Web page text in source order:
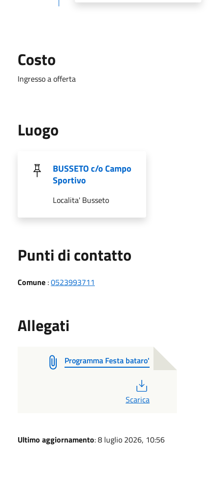
Costo
Ingresso a offerta
Luogo
BUSSETO c/o Campo
Sportivo
Localita' Busseto
Punti di contatto
Comune :0523993711
Allegati
Programma Festa bataro'
Scarica
Ultimo aggiornamento: 8 luglio 2026, 10:56